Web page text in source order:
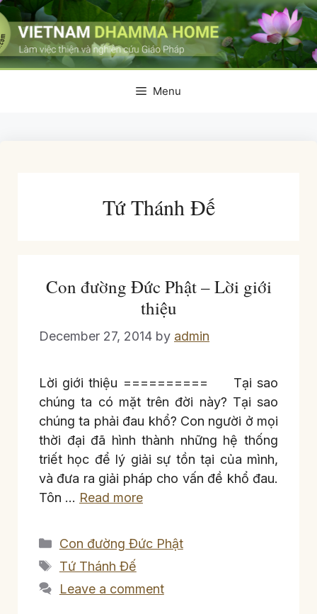
Skip
to
content
Menu
Tứ Thánh Đế
Con đường Đức Phật – Lời giới
thiệu
December 27, 2014 by admin
Lời giới thiệu ========== Tại sao
chúng ta có mặt trên đời này? Tại sao
chúng ta phải đau khổ? Con người ở mọi
thời đại đã hình thành những hệ thống
triết học để lý giải sự tồn tại của mình,
và đưa ra giải pháp cho vấn đề khổ đau.
Tôn … Read more
Categories
Con đường Đức Phật
Tags
Tứ Thánh Đế
Leave a comment